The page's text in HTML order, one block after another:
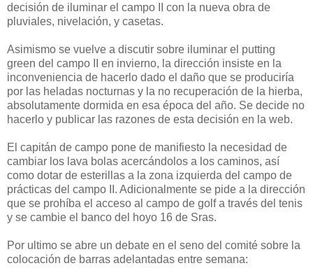
decisión de iluminar el campo II con la nueva obra de
pluviales, nivelación, y casetas.
Asimismo se vuelve a discutir sobre iluminar el putting
green del campo II en invierno, la dirección insiste en la
inconveniencia de hacerlo dado el daño que se produciría
por las heladas nocturnas y la no recuperación de la hierba,
absolutamente dormida en esa época del año. Se decide no
hacerlo y publicar las razones de esta decisión en la web.
El capitán de campo pone de manifiesto la necesidad de
cambiar los lava bolas acercándolos a los caminos, así
como dotar de esterillas a la zona izquierda del campo de
prácticas del campo II. Adicionalmente se pide a la dirección
que se prohíba el acceso al campo de golf a través del tenis
y se cambie el banco del hoyo 16 de Sras.
Por ultimo se abre un debate en el seno del comité sobre la
colocación de barras adelantadas entre semana: